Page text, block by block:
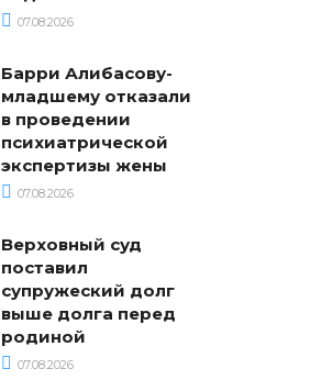
07.08.2026
Барри Алибасову-
младшему отказали
в проведении
психиатрической
экспертизы жены
07.08.2026
Верховный суд
поставил
супружеский долг
выше долга перед
родиной
07.08.2026